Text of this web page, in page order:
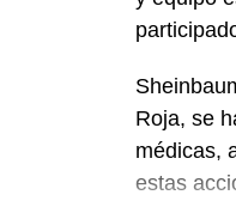
Roja, se
médicas,
estas